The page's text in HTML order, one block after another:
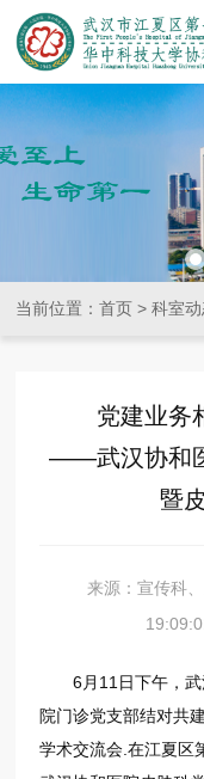
当前位置：首页 >科室
党建业务
——武汉协和
暨
来源：宣传科
6月11日下午，
院门诊党支部结对共
学术交流会.在江夏区